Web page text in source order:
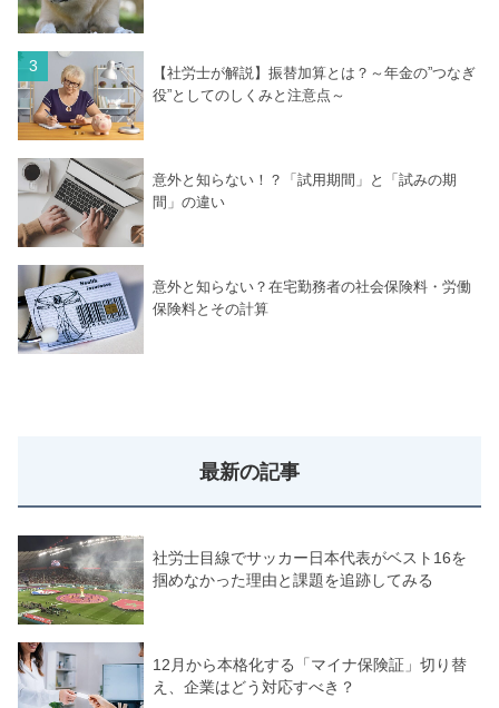
【社労士が解説】振替加算とは？～年金の”つなぎ
役”としてのしくみと注意点～
意外と知らない！？「試用期間」と「試みの期
間」の違い
意外と知らない？在宅勤務者の社会保険料・労働
保険料とその計算
最新の記事
社労士目線でサッカー日本代表がベスト16を
掴めなかった理由と課題を追跡してみる
12月から本格化する「マイナ保険証」切り替
え、企業はどう対応すべき？